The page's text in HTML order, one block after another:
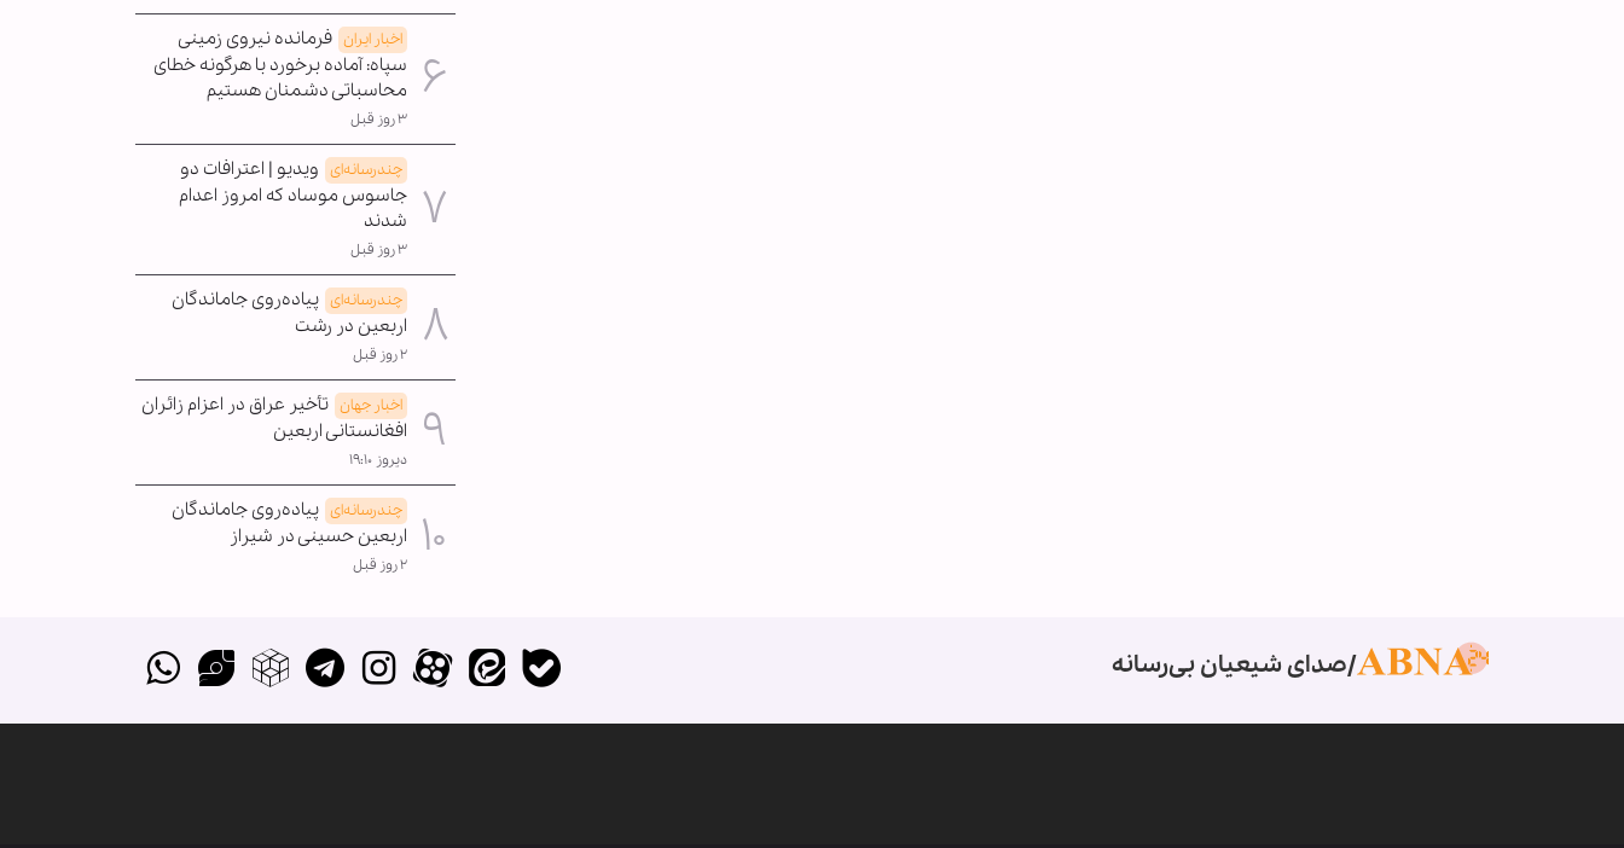
اخبار ایران فرمانده نیروی زمینی
سپاه: آماده برخورد با هرگونه خطای
محاسباتی دشمنان هستیم
۳ روز قبل
چندرسانه‌ای ویدیو | اعترافات دو
جاسوس موساد که امروز اعدام
شدند
۳ روز قبل
چندرسانه‌ای پیاده‌روی جاماندگان
اربعین در رشت
۲ روز قبل
اخبار جهان تأخیر عراق در اعزام زائران
افغانستانی اربعین
دیروز ۱۹:۱۰
چندرسانه‌ای پیاده‌روی جاماندگان
اربعین حسینی در شیراز
۲ روز قبل
صدای شیعیان بی‌رسانه